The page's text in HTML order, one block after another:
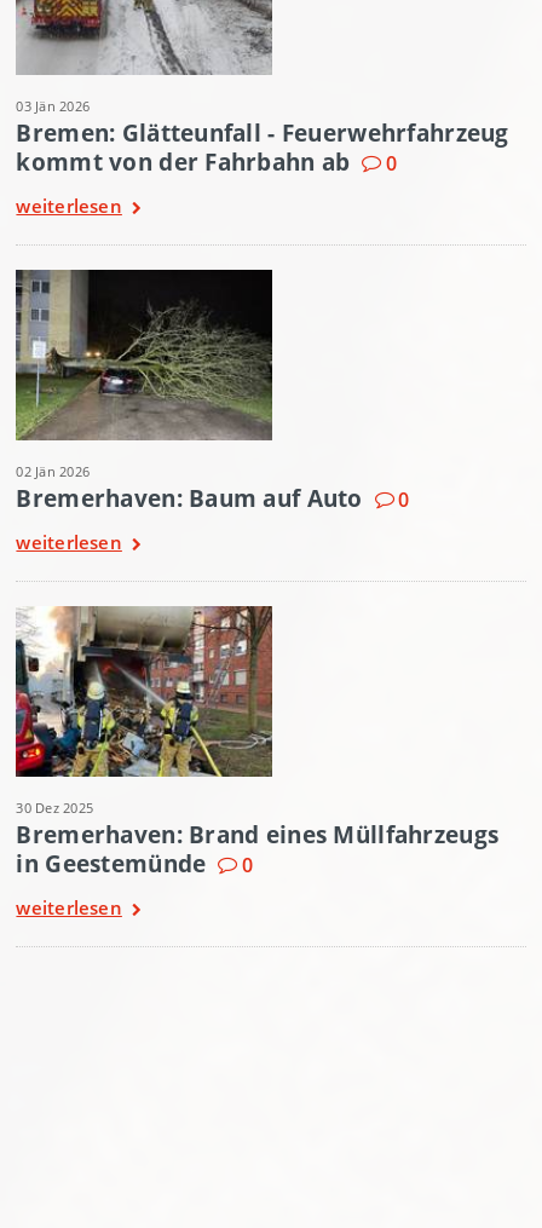
03 Jän 2026
Bremen: Glätteunfall - Feuerwehrfahrzeug
kommt von der Fahrbahn ab
0
weiterlesen
02 Jän 2026
Bremerhaven: Baum auf Auto 0
weiterlesen
30 Dez 2025
Bremerhaven: Brand eines Müllfahrzeugs
in Geestemünde
0
weiterlesen